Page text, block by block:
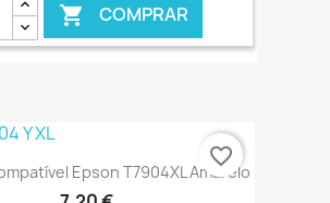
 COMPRAR
€ ONLINE
Epson T7904XL Amarelo
favorite_border